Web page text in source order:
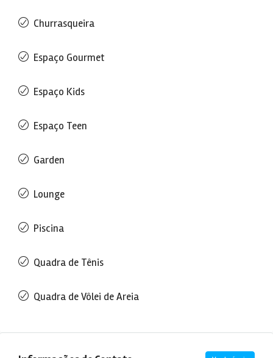
Churrasqueira
Espaço Gourmet
Espaço Kids
Espaço Teen
Garden
Lounge
Piscina
Quadra de Tênis
Quadra de Vôlei de Areia